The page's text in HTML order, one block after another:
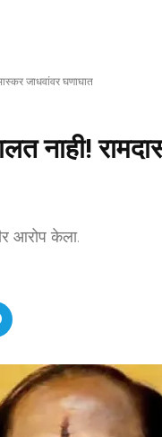
जाधवांवर घणाघात
नाही!
आरोप केला.